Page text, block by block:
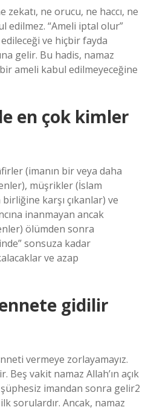
zekatı, ne orucu, ne haccı, ne
edilmez. “Ameli iptal olur”
ve hiçbir fayda
gelir. Bu hadis, namaz
ameli kabul edilmeyeceğine
en çok kimler
(imanın bir veya daha
müşrikler (İslam
birliğine karşı çıkanlar) ve
inanmayan ancak
ölümden sonra
sonsuza kadar
ve azap
gidilir
vermeye zorlayamayız.
Beş vakit namaz Allah’ın açık
imandan sonra gelir2
sorulardır. Ancak, namaz